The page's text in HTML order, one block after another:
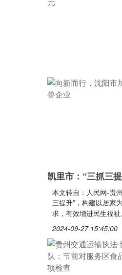
凯里市：“三抓三
本文转自：人民网-贵
三提升”，构建以居家
求，有效增进民生福
2024-09-27 15:45:00